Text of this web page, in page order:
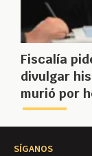
Fiscalía
divulgar
murió por
SÍGANOS